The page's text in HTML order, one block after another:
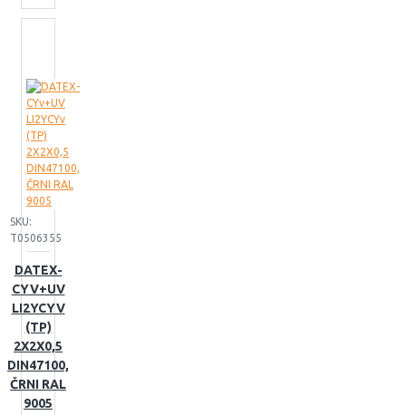
SKU:
T0506355
DATEX-
CYV+UV
LI2YCYV
(TP)
2X2X0,5
DIN47100,
ČRNI RAL
9005